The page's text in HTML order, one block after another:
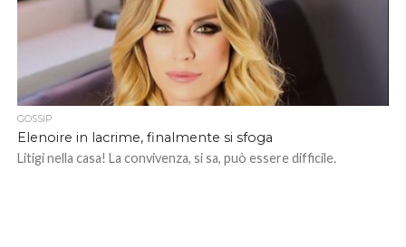
GOSSIP
Elenoire in lacrime, finalmente si sfoga
Litigi nella casa! La convivenza, si sa, può essere difficile.